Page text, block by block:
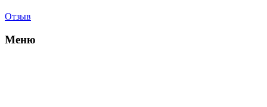
Отзыв
Меню